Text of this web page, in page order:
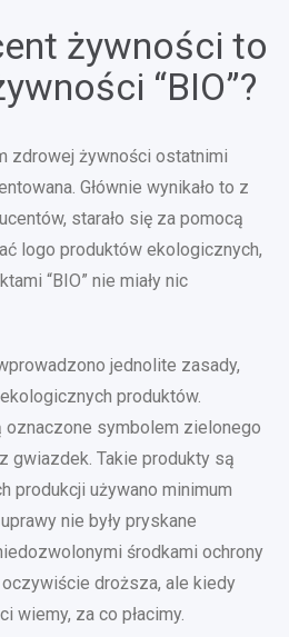
żywności to
“BIO”?
zdrowej żywności ostatnimi
Głównie wynikało to z
starało się za pomocą
logo produktów ekologicznych,
“BIO” nie miały nic
jednolite zasady,
produktów.
symbolem zielonego
gwiazdek. Takie produkty są
produkcji używano minimum
nie były pryskane
środkami ochrony
droższa, ale kiedy
wiemy, za co płacimy.